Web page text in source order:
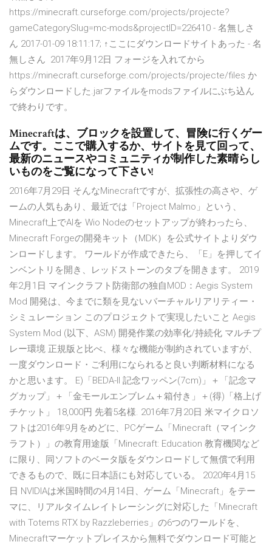
https://minecraft.curseforge.com/projects/projecte?
gameCategorySlug=mc-mods&projectID=226410 - 名無しさ
ん 2017-01-09 18:11:17; ↑ここにダウンロードサイトあった - 名
無しさん 2017年9月12日 フォージを入れてから
https://minecraft.curseforge.com/projects/projecte/files か
らダウンロードした.jarファイルをmodsファイルにぶち込ん
で終わりです。
Minecraftは、ブロックを設置して、冒険に行くゲー
ムです。ここで購入するか、サイトを見て回って、
最新のニュースやコミュニティが制作した素晴らし
いものをご覧になって下さい!
2016年7月29日 そんなMinecraftですが、拡張性の高さや、ゲ
ームの人気もあり、最近では「Project Malmo」という、
Minecraft上でAIを Wio Nodeのセットアップが終わったら、
Minecraft Forgeの開発キット（MDK）を公式サイトよりダウ
ンロードします。 ワールドが作成できたら、「E」を押してイ
ンベントリを開き、レッドストーンのタブを開きます。 2019
年2月1日 マインクラフト防衛部の独自MOD：Aegis System
Mod 開発は、今までに類を見ないバーチャルリアリティー・
シミュレーション このプロジェクトで実現したいこと Aegis
System Mod (以下、ASM) 開発作業の効率化/持続化 マルチプ
レー環境 正規版と比べ、様々な機能が制約されていますが、
一度ダウンロード・ご利用になられると良い判断材料になる
かと思います。 E)「BEDA-II 記念ワッペン(7cm)」＋「記念マ
グカップ」＋「金モールエンブレム＋箱付き」＋(得)「格上げ
チケット」 18,000円 先着5名様. 2016年7月20日 米マイクロソ
フトは2016年9月をめどに、PCゲーム「Minecraft（マインク
ラフト）」の教育用途版「Minecraft: Education 教育機関など
に限り、同ソフトのベータ版をダウンロードして無償で利用
できるもので、既に日本語にも対応している。 2020年4月15
日 NVIDIAは米国時間の4月14日、ゲーム「Minecraft」をテー
マに、リアルタイムレイトレーシングに対応した「Minecraft
with Totems RTX by Razzleberries」の6つのワールドを、
Minecraftマーケットプレイスから無料でダウンロード可能と